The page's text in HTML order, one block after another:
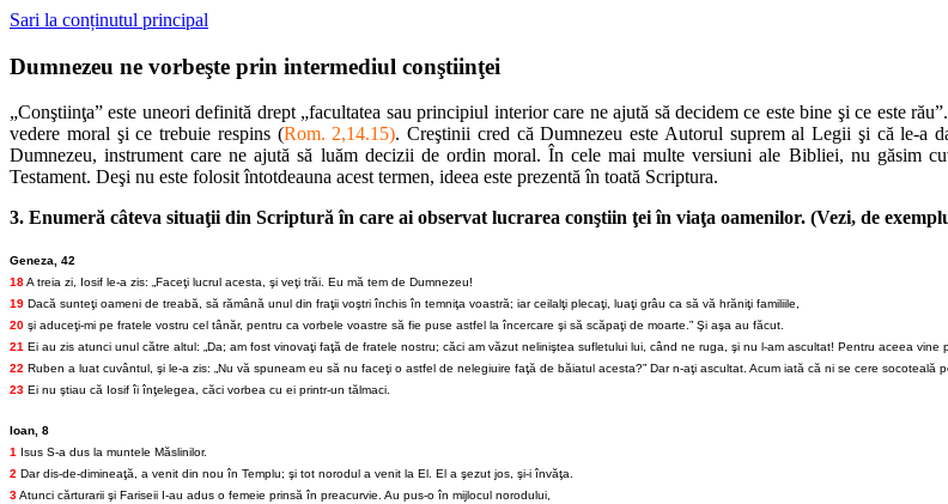
Sari la conținutul principal
Dumnezeu ne vorbeşte prin intermediul conştiinţei
„Conştiinţa” este uneori definită drept „facultatea sau principiul interior care ne ajută să decidem ce este bine şi ce este
vedere moral şi ce trebuie respins (Rom. 2,14.15). Creştinii cred că Dumnezeu este Autorul suprem al Legii şi că le-a
Dumnezeu, instrument care ne ajută să luăm decizii de ordin moral. În cele mai multe versiuni ale Bibliei, nu găsim
Testament. Deşi nu este folosit întotdeauna acest termen, ideea este prezentă în toată Scriptura.
3. Enumeră câteva situaţii din Scriptură în care ai observat lucrarea conştiin ţei în viaţa oamenilor. (Vezi, de
Geneza, 42
18A treia zi, Iosif le-a zis: „Faceţi lucrul acesta, şi veţi trăi. Eu mă tem de Dumnezeu!
19 Dacă sunteţi oameni de treabă, să rămână unul din fraţii voştri închis în temniţa voastră; iar ceilalţi plecaţi, luaţi grâu ca să vă hrăniţi familiile,
20 şi aduceţi-mi pe fratele vostru cel tânăr, pentru ca vorbele voastre să fie puse astfel la încercare şi să scăpaţi de moarte.” Şi aşa au făcut.
21 Ei au zis atunci unul către altul: „Da; am fost vinovaţi faţă de fratele nostru; căci am văzut neliniştea sufletului lui, când ne ruga, şi nu l-am ascultat! Pentru aceea vine
22 Ruben a luat cuvântul, şi le-a zis: „Nu vă spuneam eu să nu faceţi o astfel de nelegiuire faţă de băiatul acesta?” Dar n-aţi ascultat. Acum iată că ni se cere socoteală
23 Ei nu ştiau că Iosif îi înţelegea, căci vorbea cu ei printr-un tălmaci.
Ioan, 8
1 Isus S-a dus la muntele Măslinilor.
2 Dar dis-de-dimineaţă, a venit din nou în Templu; şi tot norodul a venit la El. El a şezut jos, şi-i învăţa.
3Atunci cărturarii şi Fariseii I-au adus o femeie prinsă în preacurvie. Au pus-o în mijlocul norodului,